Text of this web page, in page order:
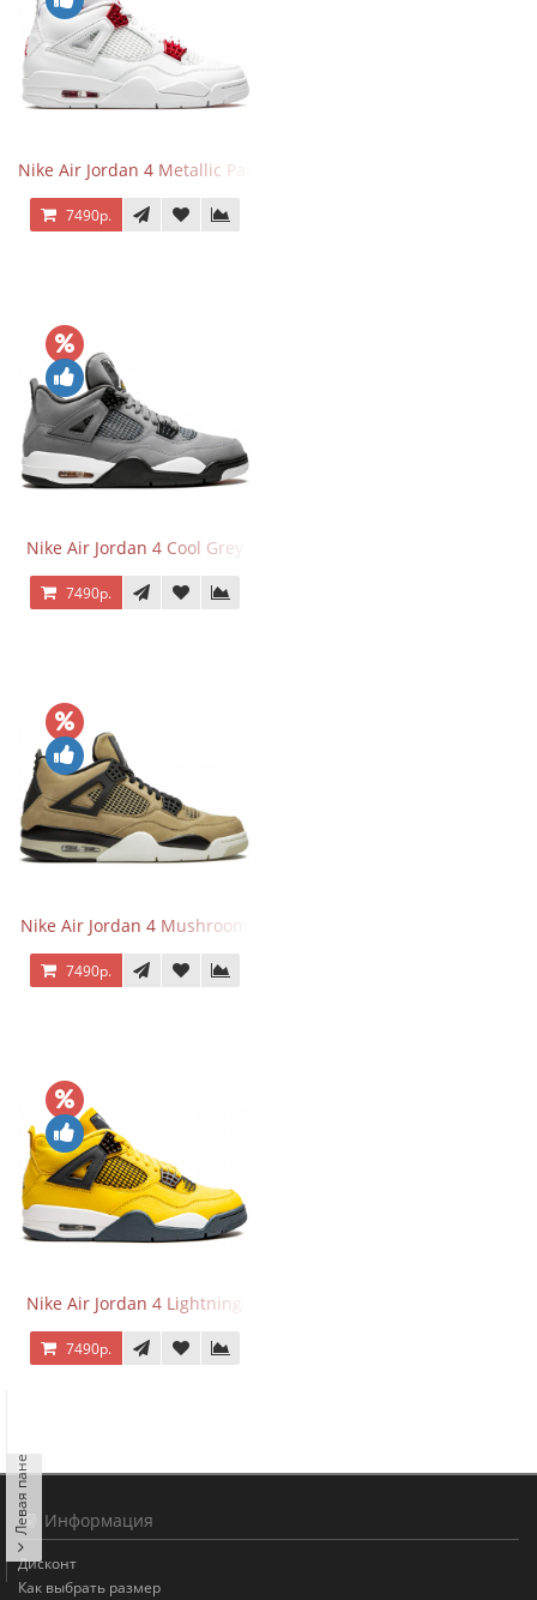
Nike Air Jordan 4 Metallic Pack University Red
7490р.
Nike Air Jordan 4 Cool Grey
7490р.
Nike Air Jordan 4 Mushroom
7490р.
Nike Air Jordan 4 Lightning
7490р.
Информация
Дисконт
Как выбрать размер
Левая панель